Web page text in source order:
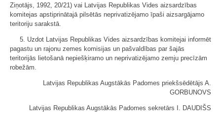
Ziņotājs, 1992, 20/21) vai Latvijas Republikas Vides aizsardzības
komitejas apstiprinātajā pilsētās neprivatizējamo īpaši aizsargājamo
teritoriju sarakstā.
5. Uzdot Latvijas Republikas Vides aizsardzības komitejai informēt
pagastu un rajonu zemes komisijas un pašvaldības par šajās
teritorijās lietošanā nepiešķiramo un neprivatizējamo zemju precīzām
robežām.
Latvijas Republikas Augstākās Padomes priekšsēdētājs A.
GORBUNOVS
Latvijas Republikas Augstākās Padomes sekretārs I. DAUDIŠS